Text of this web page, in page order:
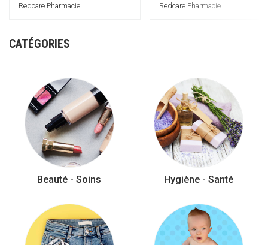
Redcare Pharmacie Redcare Pharmacie
CATÉGORIES
Beauté - Soins Hygiène - Santé